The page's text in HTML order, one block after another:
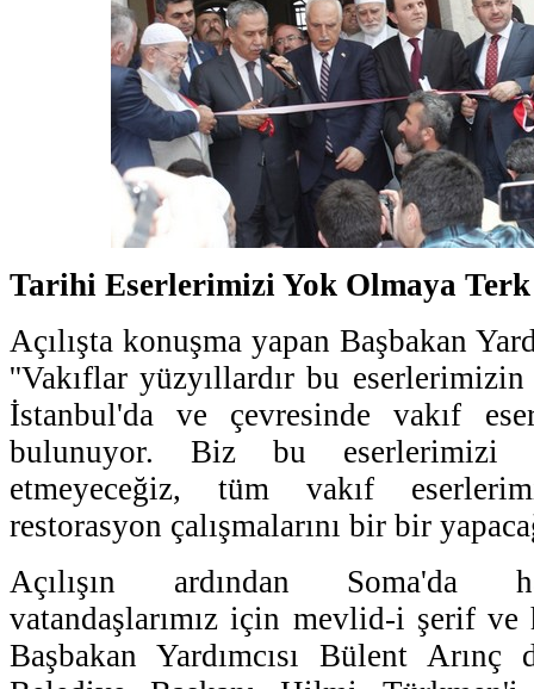
Tarihi Eserlerimizi Yok Olmaya Terk
Açılışta konuşma yapan Başbakan
''Vakıflar yüzyıllardır bu
İstanbul'da ve çevresinde vakıf
bulunuyor. Biz bu
etmeyeceğiz, tüm vakıf
restorasyon çalışmalarını bir bir
Açılışın ardından Soma'da
vatandaşlarımız için mevlid-i şerif
Başbakan Yardımcısı Bülent Arınç